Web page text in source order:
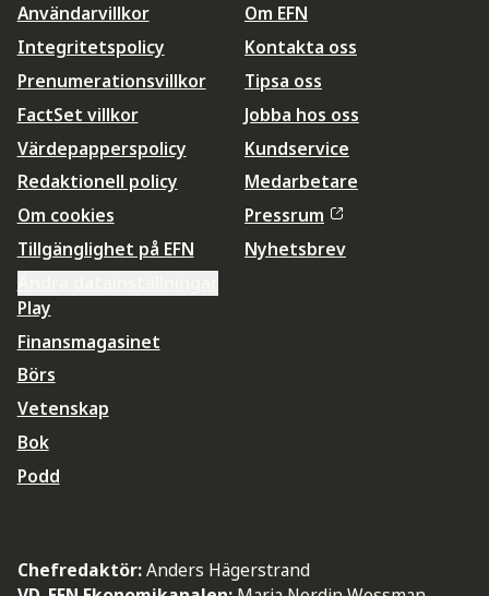
Användarvillkor
Integritetspolicy
Prenumerationsvillkor
FactSet villkor
Värdepapperspolicy
Redaktionell policy
Om cookies
Tillgänglighet på EFN
Om EFN
Kontakta oss
Tipsa oss
Jobba hos oss
Kundservice
Medarbetare
Pressrum
Nyhetsbrev
Play
Finansmagasinet
Börs
Vetenskap
Bok
Podd
Chefredaktör:Anders Hägerstrand